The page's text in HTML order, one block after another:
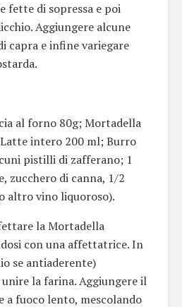
fette di sopressa e poi
Aggiungere alcune
capra e infine variegare
al forno 80g; Mortadella
intero 200 ml; Burro
pistilli di zafferano; 1
zucchero di canna, 1/2
altro vino liquoroso).
la Mortadella
con una affettatrice. In
se antiaderente)
la farina. Aggiungere il
a fuoco lento, mescolando